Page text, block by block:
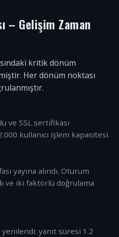
– Gelişim Zaman
kritik dönüm
Her dönüm noktası
ve SSL sertifikası
kullanıcı işlem kapasitesi.
yayına alındı. Oturum
ve iki faktörlü doğrulama
yanıt süresi 1.2